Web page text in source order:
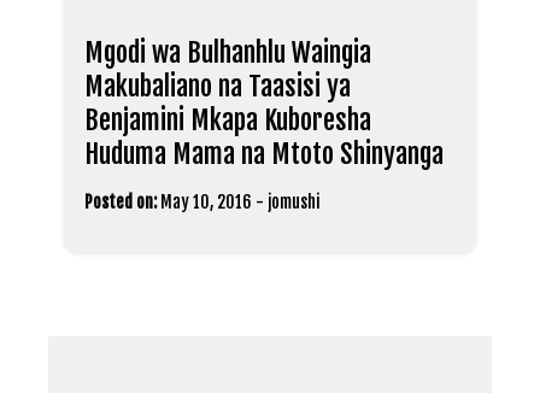
Mgodi wa Bulhanhlu Waingia
Makubaliano na Taasisi ya
Benjamini Mkapa Kuboresha
Huduma Mama na Mtoto Shinyanga
Posted on: May 10, 2016 - jomushi